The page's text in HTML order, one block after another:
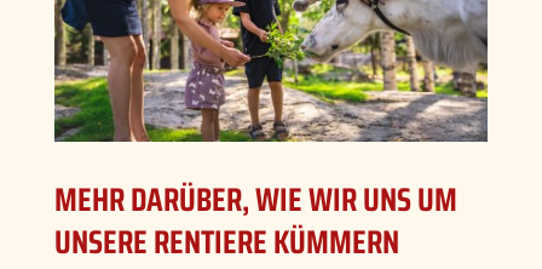
MEHR DARÜBER, WIE WIR UNS UM
UNSERE RENTIERE KÜMMERN